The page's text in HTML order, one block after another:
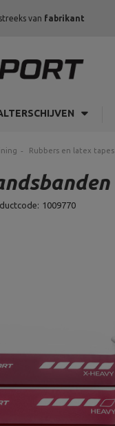
van fabrikant
Rubbers en latex tapes
1009770